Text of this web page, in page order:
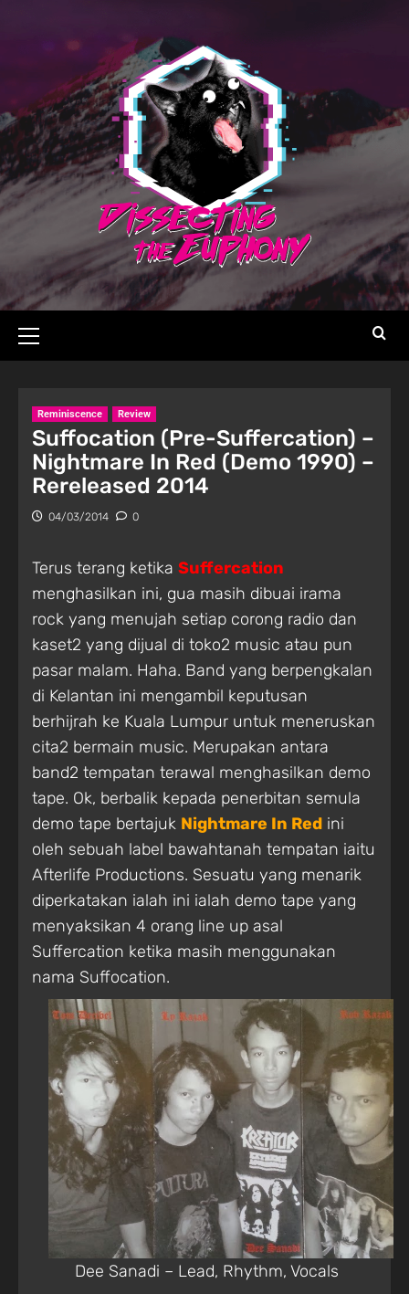
Reminiscence Review
Suffocation (Pre-Suffercation) –
Nightmare In Red (Demo 1990) –
Rereleased 2014
04/03/2014 0
Terus terang ketika Suffercation
menghasilkan ini, gua masih dibuai irama
rock yang menujah setiap corong radio dan
kaset2 yang dijual di toko2 music atau pun
pasar malam. Haha. Band yang berpengkalan
di Kelantan ini mengambil keputusan
berhijrah ke Kuala Lumpur untuk meneruskan
cita2 bermain music. Merupakan antara
band2 tempatan terawal menghasilkan demo
tape. Ok, berbalik kepada penerbitan semula
demo tape bertajuk Nightmare In Red ini
oleh sebuah label bawahtanah tempatan iaitu
Afterlife Productions. Sesuatu yang menarik
diperkatakan ialah ini ialah demo tape yang
menyaksikan 4 orang line up asal
Suffercation ketika masih menggunakan
nama Suffocation.
Dee Sanadi – Lead, Rhythm, Vocals